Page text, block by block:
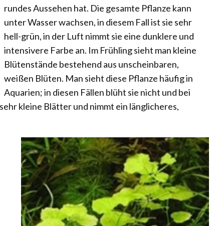
rundes Aussehen hat. Die gesamte Pflanze kann
unter Wasser wachsen, in diesem Fall ist sie sehr
hell-grün, in der Luft nimmt sie eine dunklere und
intensivere Farbe an. Im Frühling sieht man kleine
Blütenstände bestehend aus unscheinbaren,
weißen Blüten. Man sieht diese Pflanze häufig in
Aquarien; in diesen Fällen blüht sie nicht und bei
kleine Blätter und nimmt ein länglicheres,